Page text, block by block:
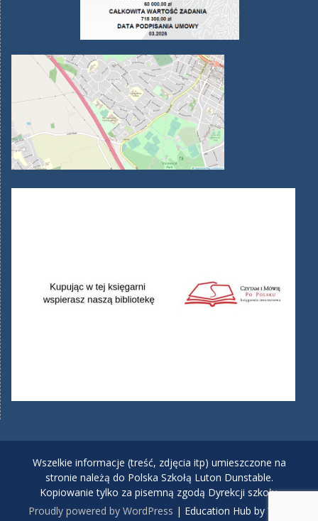
Wszelkie informacje (treść, zdjęcia itp) umieszczone na
stronie należą do Polska Szkołą Luton Dunstable.
Kopiowanie tylko za pisemną zgodą Dyrekcji szkoły.
Proudly powered by WordPress | Education Hub by WEN